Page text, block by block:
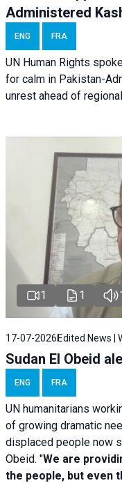
Administered
ENG FRA
UN Human Rights
for calm in Pakistan-
unrest ahead of
1 1
17-07-2026 Edited News |
Sudan El Obeid
ENG FRA
UN humanitarians
of growing dramatic
displaced people now
Obeid. "We are
the people, but even